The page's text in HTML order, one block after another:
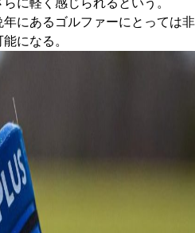
に軽く感じられるという。
にあるゴルファーにとっては非
になる。